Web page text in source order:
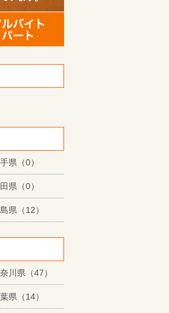
県（0）
県（0）
県（12）
川県（47）
県（14）